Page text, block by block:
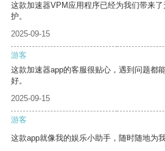
这款加速器VPM应用程序已经为我们带来
护。
2025-09-15
游客
这款加速器app的客服很贴心，遇到问题都
好。
2025-09-15
游客
这款app就像我的娱乐小助手，随时随地为